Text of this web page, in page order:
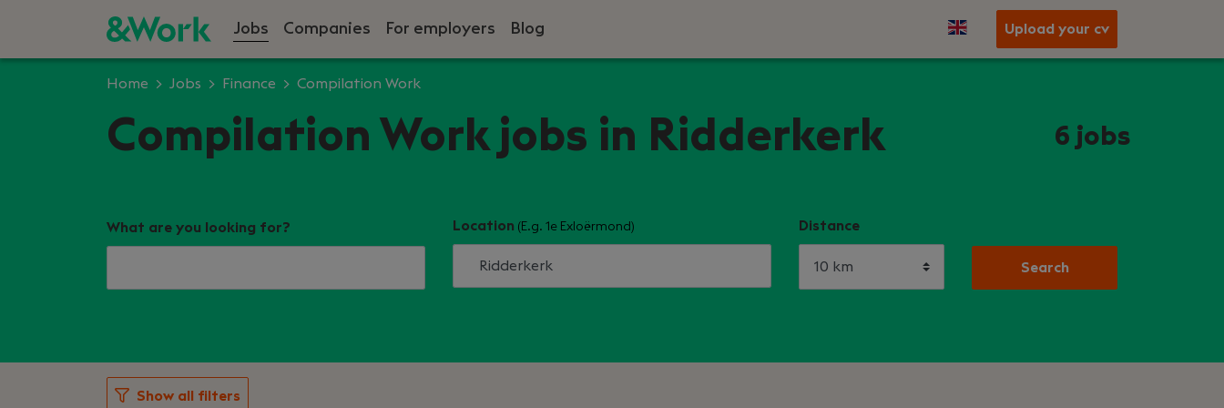
Jobs Companies For employers Blog Upload your cv
Home Jobs Finance Compilation Work
Compilation Work jobs in Ridderkerk 6 jobs
What are you looking for? Location (E.g. 1e Exloërmond) Distance
Search
Show all filters